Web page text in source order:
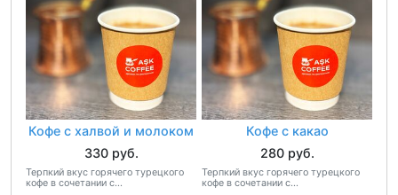
Кофе с халвой и молоком
330 руб.
Терпкий вкус горячего турецкого
кофе в сочетании с...
Кофе с какао
280 руб.
Терпкий вкус горячего турецкого
кофе в сочетании с...